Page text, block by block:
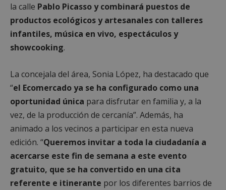
la calle Pablo Picasso y combinará puestos de
productos ecológicos y artesanales con talleres
infantiles, música en vivo, espectáculos y
showcooking.
La concejala del área, Sonia López, ha destacado que
“el Ecomercado ya se ha configurado como una
oportunidad única para disfrutar en familia y, a la
vez, de la producción de cercanía”. Además, ha
animado a los vecinos a participar en esta nueva
edición. “Queremos invitar a toda la ciudadanía a
acercarse este fin de semana a este evento
gratuito, que se ha convertido en una cita
referente e itinerante por los diferentes barrios de